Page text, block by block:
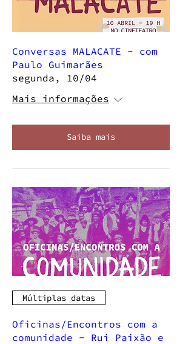
Conversas MALACATE - com
Paulo Guimarães
segunda, 10/04
Mais informações
Saiba mais
Múltiplas datas
Oficinas/Encontros com a
comunidade - Rui Paixão e